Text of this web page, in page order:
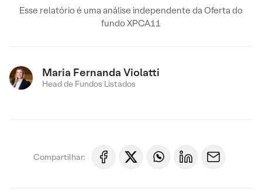
Esse relatório é uma análise independente da Oferta do
fundo XPCA11
Maria Fernanda Violatti
Head de Fundos Listados
Compartilhar: